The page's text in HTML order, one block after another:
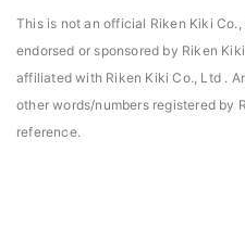
This is not an official Riken Kiki
endorsed or sponsored by Riken
affiliated with Riken Kiki Co., Ltd .
other words/numbers registered by
reference.Daniels Manufacturing